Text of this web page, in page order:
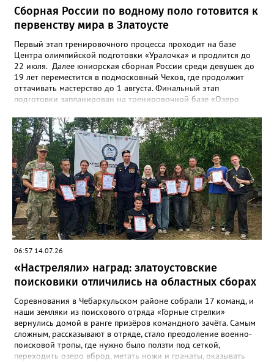
Сборная России по водному поло готовится к
первенству мира в Златоусте
Первый этап тренировочного процесса проходит на базе
Центра олимпийской подготовки «Уралочка» и продлится до
22 июля. Далее юниорская сборная России среди девушек до
19 лет переместится в подмосковный Чехов, где продолжит
оттачивать мастерство до 1 августа. Финальный этап
подготовки запланирован на тренировочной базе «Озеро
испанском городе Пуэрто-де-ла-Крус. Национальную сборную
на этом турнире возглавит тренер златоустовской «Уралочки»
Дмитрий Андреев.
06:57 14.07.26
«Настреляли» наград: златоустовские
поисковики отличились на областных сборах
Соревнования в Чебаркульском районе собрали 17 команд, и
наши земляки из поискового отряда «Горные стрелки»
вернулись домой в ранге призёров командного зачёта. Самым
сложным, рассказывают в отряде, стало преодоление военно-
поисковой тропы, где нужно было ползти под сеткой,
переходить озеро вброд, метать ножи и гранаты, оказывать